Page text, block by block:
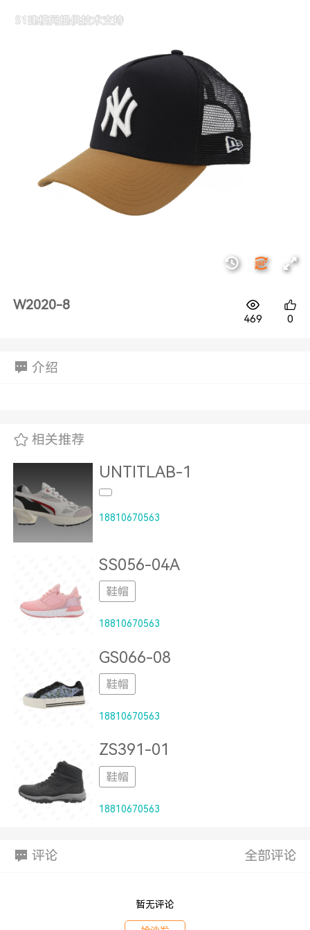
1688
W2020-8
469 0
介绍
相关推荐
UNTITLAB-1
18810670563
SS056-04A
鞋帽
18810670563
GS066-08
鞋帽
18810670563
ZS391-01
鞋帽
18810670563
评论 全部评论
暂无评论